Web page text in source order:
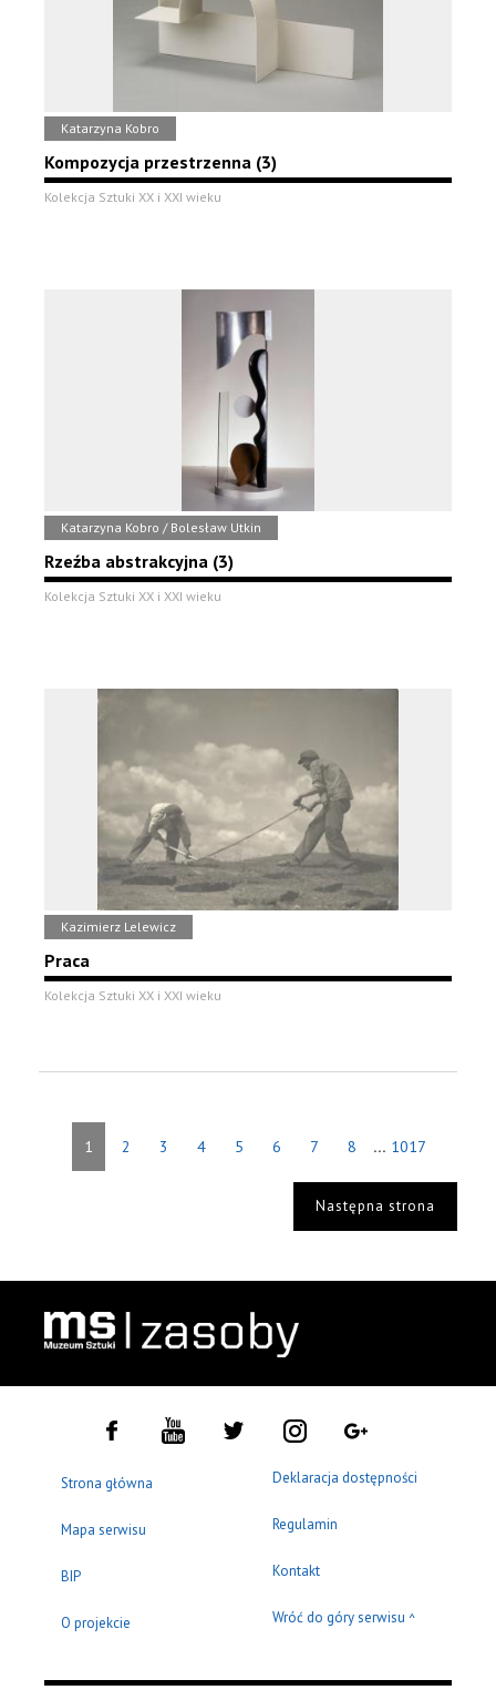
Katarzyna Kobro
Kompozycja przestrzenna (3)
Kolekcja Sztuki XX i XXI wieku
Katarzyna Kobro / Bolesław Utkin
Rzeźba abstrakcyjna (3)
Kolekcja Sztuki XX i XXI wieku
Kazimierz Lelewicz
Praca
Kolekcja Sztuki XX i XXI wieku
1 2 3 4 5 6 7 8 ... 1017
Następna strona
Strona główna
Mapa serwisu
BIP
O projekcie
Deklaracja dostępności
Regulamin
Kontakt
Wróć do góry serwisu ^